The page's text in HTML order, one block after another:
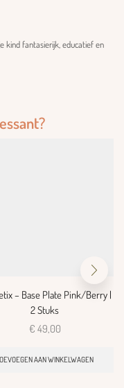
kind fantasierijk, educatief en
– Base Plate Pink/Berry |
2 Stuks
€ 49,00
AAN WINKELWAGEN